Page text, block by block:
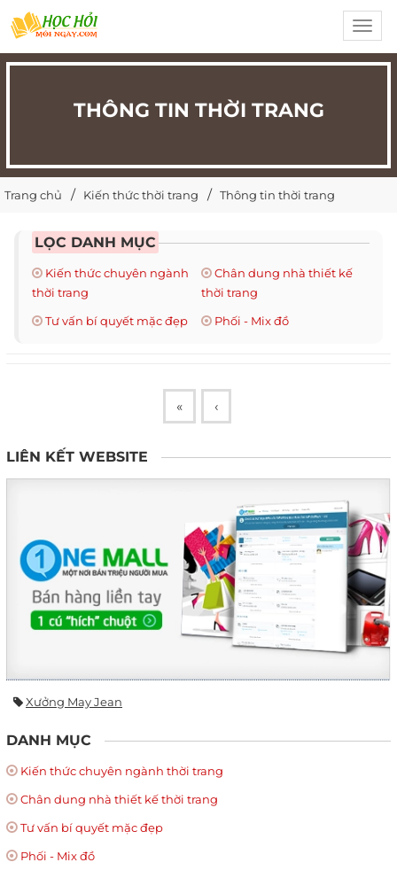
THÔNG TIN THỜI TRANG
Trang chủ Kiến thức thời trang Thông tin thời trang
LỌC DANH MỤC
Kiến thức chuyên ngành
thời trang
Chân dung nhà thiết kế
thời trang
Tư vấn bí quyết mặc đẹp
Phối - Mix đồ
« ‹
LIÊN KẾT WEBSITE
Xưởng May Jean
DANH MỤC
Kiến thức chuyên ngành thời trang
Chân dung nhà thiết kế thời trang
Tư vấn bí quyết mặc đẹp
Phối - Mix đồ